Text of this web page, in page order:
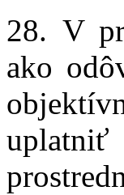
28. V
ako